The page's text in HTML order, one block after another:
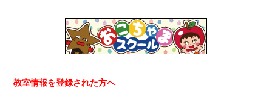
教室情報を登録された方へ